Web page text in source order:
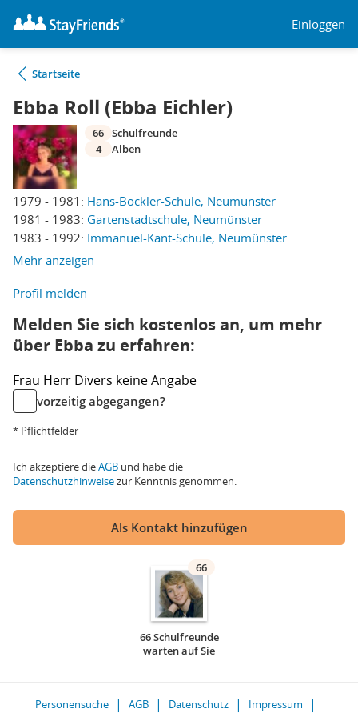
Einloggen
Startseite
Ebba Roll (Ebba Eichler)
1979 - 1981: Hans-Böckler-Schule, Neumünster
1981 - 1983: Gartenstadtschule, Neumünster
1983 - 1992: Immanuel-Kant-Schule, Neumünster
Mehr anzeigen
66 Schulfreunde
4
Alben
Profil melden
Melden Sie sich kostenlos an, um mehr
über Ebba zu erfahren:
Frau Herr Divers keine Angabe
vorzeitig abgegangen?
* Pflichtfelder
Ich akzeptiere dieAGB und habe die
Datenschutzhinweisezur Kenntnis genommen.
Als Kontakt hinzufügen
66
66 Schulfreunde
warten auf Sie
Personensuche AGB Datenschutz
Impressum